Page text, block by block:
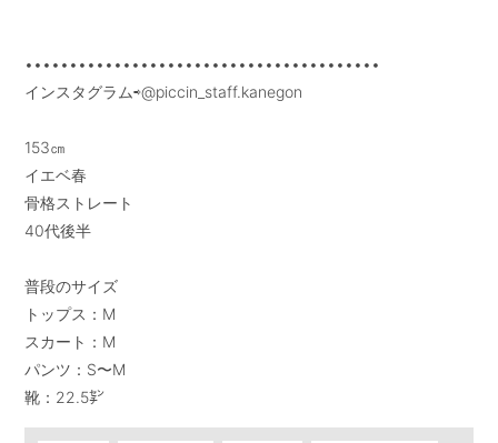
••••••••••••••••••••••••••••••••••••••••
インスタグラム⇨@piccin_staff.kanegon
153㎝
イエベ春
骨格ストレート
40代後半
普段のサイズ
トップス：M
スカート：M
パンツ：S〜M
靴：22.5㌢